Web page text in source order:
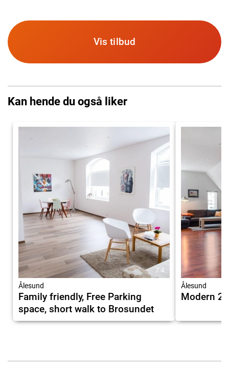
Vis tilbud
Kan hende du også liker
7.4
Ålesund
Family friendly, Free Parking
space, short walk to Brosundet
Ålesund
Modern